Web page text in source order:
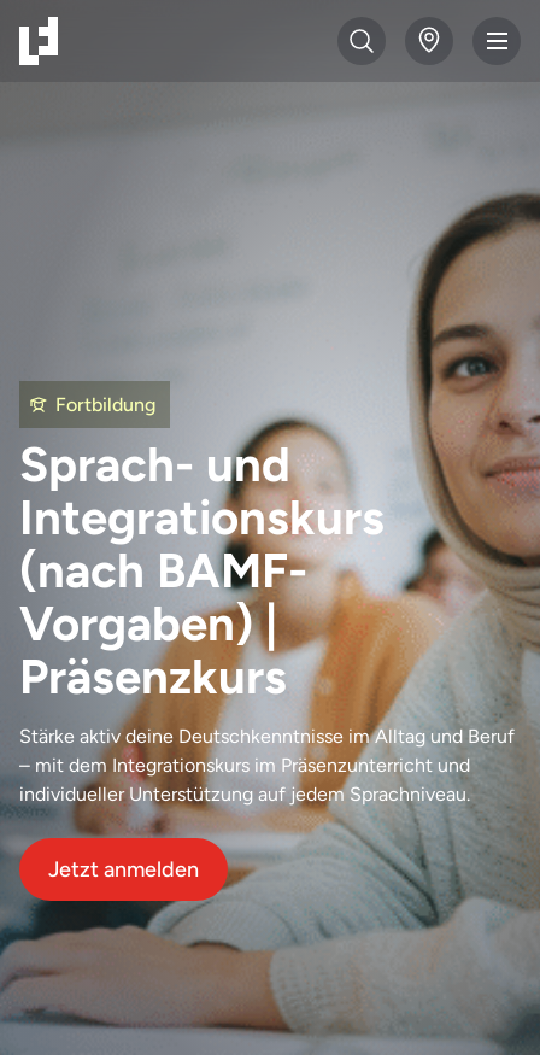
Fortbildung
Sprach- und
Integrationskurs
(nach BAMF-
Vorgaben) |
Präsenzkurs
Stärke aktiv deine Deutschkenntnisse im Alltag und Beruf
– mit dem Integrationskurs im Präsenzunterricht und
individueller Unterstützung auf jedem Sprachniveau.
Jetzt anmelden